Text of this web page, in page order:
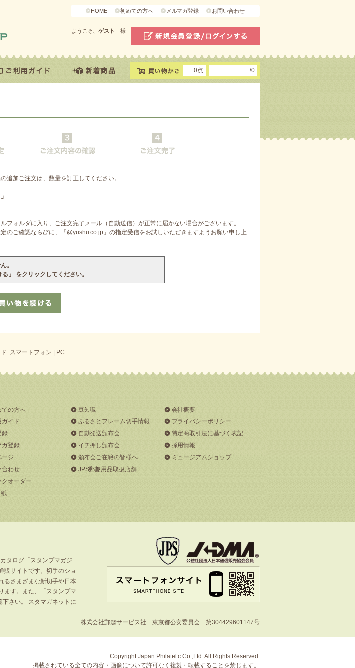
HOME 初めての方へ メルマガ登録 お問い合わせ
ようこそ、 ゲスト 様
0点 \0
追加ご注文は、数量を訂正してください。
ォルダに入り、ご注文完了メール（自動送信）が正常に届かない場合がございます。
のご確認ならびに、「@yushu.co.jp」の指定受信をお試しいただきますようお願い申し上
。
」 をクリックしてください。
: スマートフォン | PC
ての方へ
ガイド
録
ガ登録
ージ
合わせ
クオーダー
紙
豆知識
ふるさとフレーム切手情報
自動発送頒布会
イチ押し頒布会
頒布会ご在籍の皆様へ
JPS郵趣用品取扱店舗
会社概要
プライバシーポリシー
特定商取引法に基づく表記
採用情報
ミュージアムショップ
タログ「スタンプマガジ
販サイトです。切手のショ
るさまざまな新切手や日本
ます。また、「スタンプマ
さい。 スタマガネットに
株式会社郵趣サービス社 東京都公安委員会 第304429601147号
Copyright Japan Philatelic Co.,Ltd. All Rights Reserved.
掲載されている全ての内容・画像について許可なく複製・転載することを禁じます。